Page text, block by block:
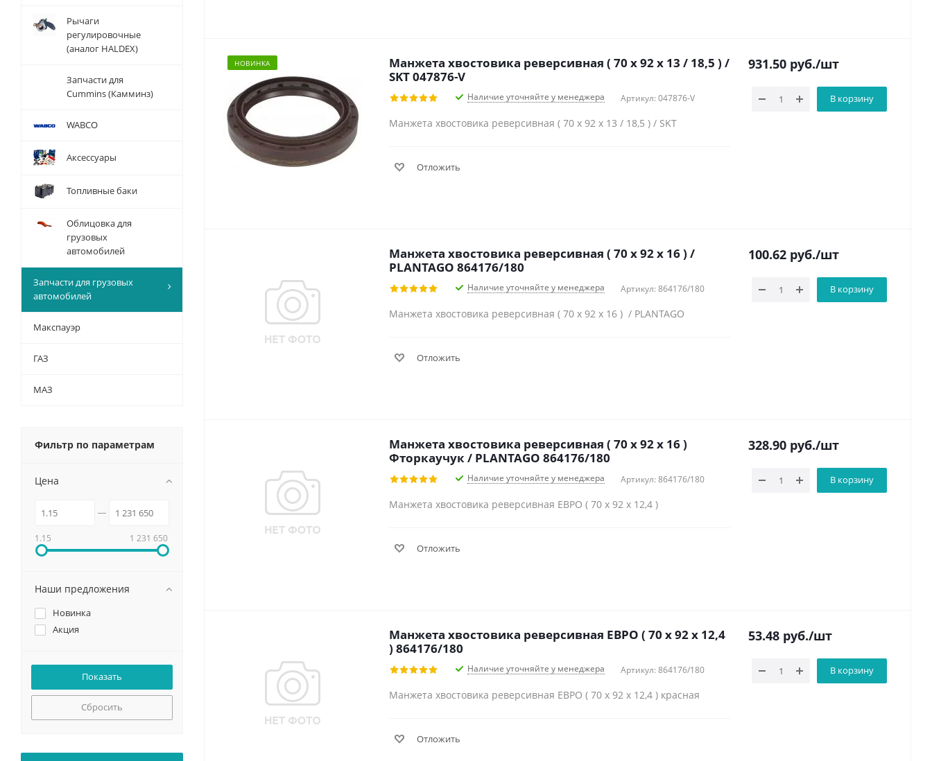
НОВИНКА
Манжета хвостовика реверсивная ( 70 х 92 х 13 / 18,5 ) /
SKT 047876-V
Наличие уточняйте у менеджера Артикул: 047876-V
Манжета хвостовика реверсивная ( 70 х 92 х 13 / 18,5 ) / SKT
Отложить
931.50 руб./шт
В корзину
Манжета хвостовика реверсивная ( 70 х 92 х 16 ) /
PLANTAGO 864176/180
Наличие уточняйте у менеджера Артикул: 864176/180
Манжета хвостовика реверсивная ( 70 х 92 х 16 ) / PLANTAGO
Отложить
100.62 руб./шт
В корзину
Манжета хвостовика реверсивная ( 70 х 92 х 16 )
Фторкаучук / PLANTAGO 864176/180
Наличие уточняйте у менеджера Артикул: 864176/180
Манжета хвостовика реверсивная ЕВРО ( 70 х 92 х 12,4 )
Отложить
328.90 руб./шт
В корзину
Манжета хвостовика реверсивная ЕВРО ( 70 х 92 х 12,4
) 864176/180
Наличие уточняйте у менеджера Артикул: 864176/180
Манжета хвостовика реверсивная ЕВРО ( 70 х 92 х 12,4 ) красная
Отложить
53.48 руб./шт
В корзину
Рычаги
регулировочные
(аналог HALDEX)
Запчасти для
Cummins (Камминз)
WABCO
Аксессуары
Топливные баки
Облицовка для
грузовых
автомобилей
Запчасти для грузовых
автомобилей
Макспауэр
ГАЗ
МАЗ
Фильтр по параметрам
Цена
1.15 1 231 650
Наши предложения
Новинка
Акция
Сбросить